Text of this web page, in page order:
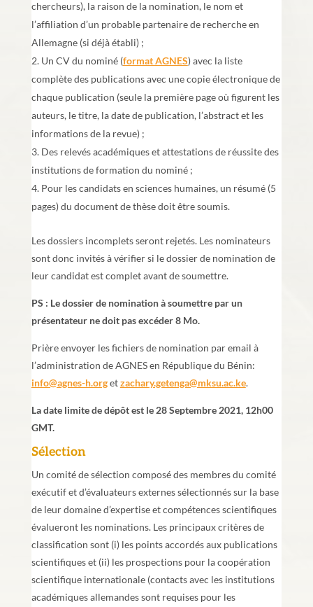
chercheurs), la raison de la nomination, le nom et
l’affiliation d’un probable partenaire de recherche en
Allemagne (si déjà établi) ;
Un CV du nominé (format AGNES) avec la liste
complète des publications avec une copie électronique de
chaque publication (seule la première page où figurent les
auteurs, le titre, la date de publication, l’abstract et les
informations de la revue) ;
Des relevés académiques et attestations de réussite des
institutions de formation du nominé ;
Pour les candidats en sciences humaines, un résumé (5
pages) du document de thèse doit être soumis.
Les dossiers incomplets seront rejetés. Les nominateurs
sont donc invités à vérifier si le dossier de nomination de
leur candidat est complet avant de soumettre.
PS : Le dossier de nomination à soumettre par un
présentateur ne doit pas excéder 8 Mo.
Prière envoyer les fichiers de nomination par email à
l’administration de AGNES en République du Bénin:
info@agnes-h.orgetzachary.getenga@mksu.ac.ke.
La date limite de dépôt est le 28 Septembre 2021, 12h00
GMT.
Sélection
Un comité de sélection composé des membres du comité
exécutif et d’évaluateurs externes sélectionnés sur la base
de leur domaine d’expertise et compétences scientifiques
évalueront les nominations. Les principaux critères de
classification sont (i) les points accordés aux publications
scientifiques et (ii) les prospections pour la coopération
scientifique internationale (contacts avec les institutions
académiques allemandes sont requises pour les